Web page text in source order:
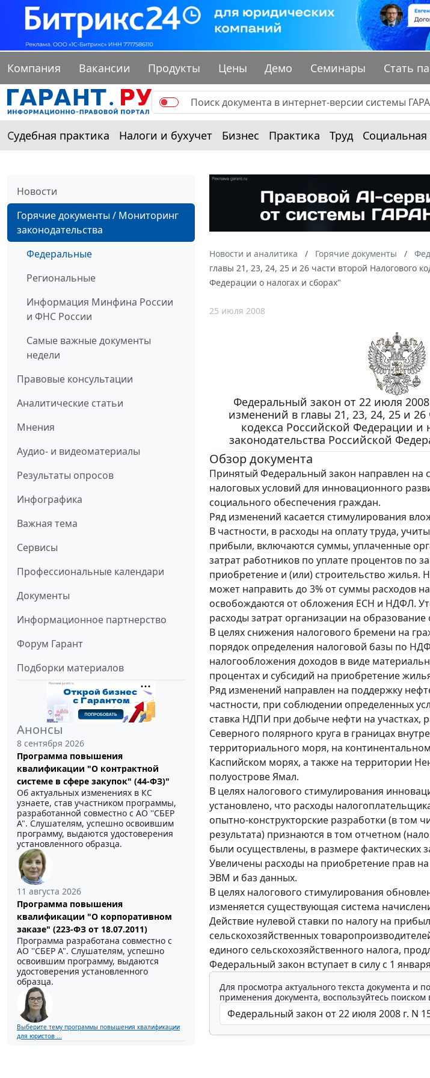
Компания Вакансии Продукты Цены Демо Семинары Стать
Судебная практика Налоги и бухучет Бизнес Практика Труд Социальная
Новости
Горячие документы / Мониторинг
законодательства
Федеральные
Региональные
Информация Минфина России
и ФНС России
Самые важные документы
недели
Правовые консультации
Аналитические статьи
Мнения
Аудио- и видеоматериалы
Результаты опросов
Инфографика
Важная тема
Сервисы
Профессиональные календари
Документы
Информационное партнерство
Форум Гарант
Подборки материалов
Анонсы
8 сентября 2026
Программа повышения
квалификации "О контрактной
системе в сфере закупок" (44-ФЗ)"
Об актуальных изменениях в КС
узнаете, став участником программы,
разработанной совместно с АО ''СБЕР
А". Слушателям, успешно освоившим
программу, выдаются удостоверения
установленного образца.
11 августа 2026
Программа повышения
квалификации "О корпоративном
заказе" (223-ФЗ от 18.07.2011)
Программа разработана совместно с
АО ''СБЕР А". Слушателям, успешно
освоившим программу, выдаются
удостоверения установленного
образца.
Выберите тему программы повышения квалификации
для юристов ...
Новости и аналитика Горячие документы
главы 21, 23, 24, 25 и 26 части второй Налогового
Федерации о налогах и сборах"
25 июля 2008
Федеральный закон от 22 июля
изменений в главы 21, 23, 24, 25 и
кодекса Российской Федерации и
законодательства Российской
Обзор документа
Принятый Федеральный закон направлен на
налоговых условий для инновационного
социального обеспечения граждан.
Ряд изменений касается стимулирования
В частности, в расходы на оплату труда,
прибыли, включаются суммы, уплаченные
затрат работников по уплате процентов по
приобретение и (или) строительство жилья.
может направить до 3% от суммы расходов
освобождаются от обложения ЕСН и НДФЛ.
расходы затрат организации на образование
В целях снижения налогового бремени на
порядок определения налоговой базы по
налогообложения доходов в виде
процентах и субсидий на приобретение
Ряд изменений направлен на поддержку
частности, при соблюдении определенных
ставка НДПИ при добыче нефти на участках,
Северного полярного круга в границах
территориального моря, на
Каспийском морях, а также на территории
полуострове Ямал.
В целях налогового стимулирования
установлено, что расходы
опытно-конструкторские разработки (в том
результата) признаются в том отчетном
были осуществлены, в размере фактических
Увеличены расходы на приобретение прав
ЭВМ и баз данных.
В целях налогового стимулирования
изменяется существующая система
Действие нулевой ставки по налогу на
сельскохозяйственных
единого сельскохозяйственного налога,
Федеральный закон вступает в силу с 1
Для просмотра актуального текста документа
применения документа, воспользуйтесь